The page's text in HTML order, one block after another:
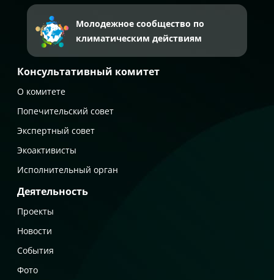
Молодежное сообщество по
климатическим действиям
Консультативный комитет
О комитете
Попечительский совет
Экспертный совет
Экоактивисты
Исполнительный орган
Деятельность
Проекты
Новости
События
Фото